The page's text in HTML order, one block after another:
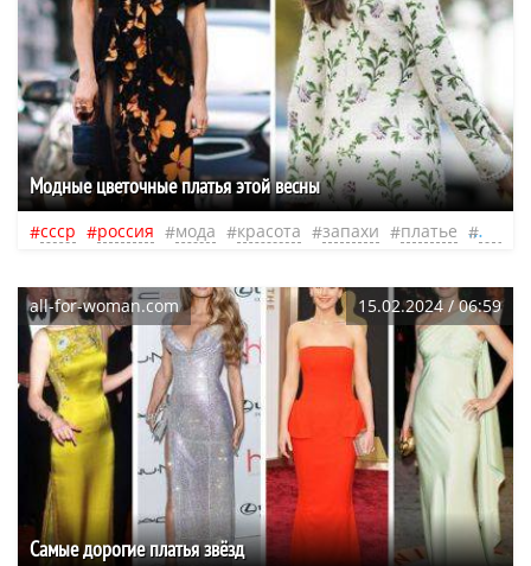
Модные цветочные платья этой весны
ссср россия мода красота запахи платье нео
all-for-woman.com 15.02.2024 / 06:59
Самые дорогие платья звёзд